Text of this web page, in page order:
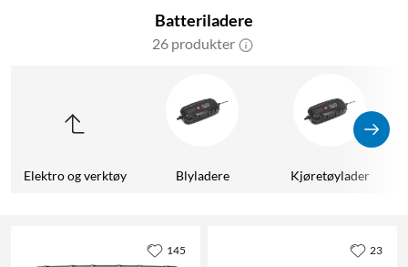
Batteriladere
26 produkter
Elektro og verktøy Blyladere Kjøretøylader
145 23